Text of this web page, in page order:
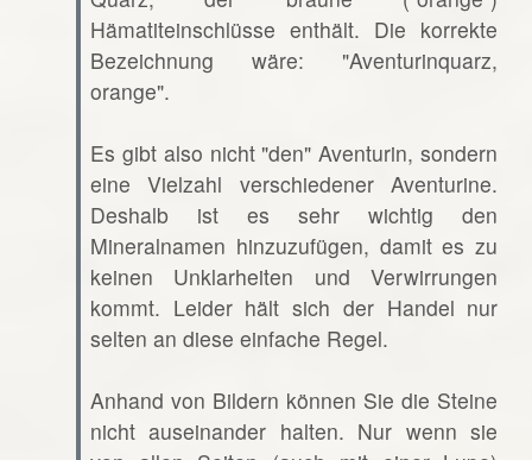
Hämatiteinschlüsse enthält. Die korrekte
Bezeichnung wäre: "Aventurinquarz,
orange".
Es gibt also nicht "den" Aventurin, sondern
eine Vielzahl verschiedener Aventurine.
Deshalb ist es sehr wichtig den
Mineralnamen hinzuzufügen, damit es zu
keinen Unklarheiten und Verwirrungen
kommt. Leider hält sich der Handel nur
selten an diese einfache Regel.
Anhand von Bildern können Sie die Steine
nicht auseinander halten. Nur wenn sie